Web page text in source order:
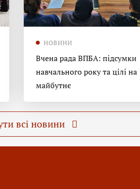
НОВИНИ
Вчена рада ВПБА: підсумки
навчального року та цілі на
майбутнє
всі новини